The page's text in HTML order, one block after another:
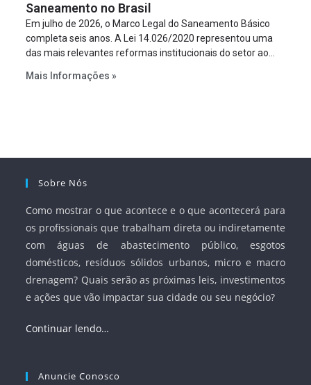
Saneamento no Brasil
Em julho de 2026, o Marco Legal do Saneamento Básico
completa seis anos. A Lei 14.026/2020 representou uma
das mais relevantes reformas institucionais do setor ao
serviços, ampliar a participação da iniciativa privada,
Mais Informações »
Sobre Nós
Como mostrar o que acontece e o que acontecerá para
os profissionais que trabalham direta ou indiretamente
com águas de abastecimento público, esgotos
domésticos, resíduos sólidos urbanos, micro e macro
drenagem? Quais serão as próximas leis, investimentos
e ações que vão impactar sua cidade ou seu negócio?
Continuar lendo…
Anuncie Conosco